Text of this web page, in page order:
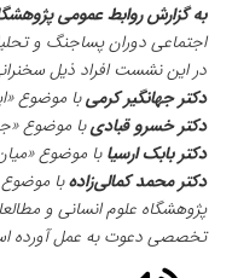
به گزارش روابط عمومی
اجتماعی دوران پساجنگ و
در این نشست افراد ذیل
دکتر جهانگیر کرمیبا موضوع
دکتر خسرو قبادیبا موضوع
دکتر بابک ارسیابا موضوع
دکتر محمد کمالی‌زادهبا موضوع «از چالدران
پژوهشگاه علوم انسانی و
تخصصی دعوت به عمل آورده